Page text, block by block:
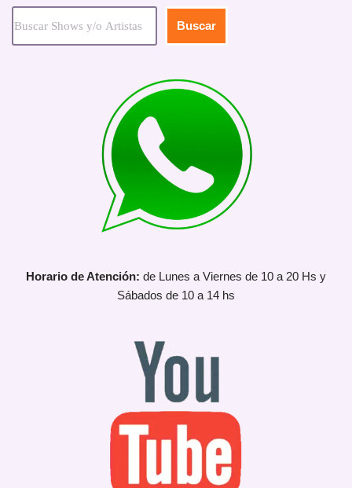
Buscar
Horario de Atención: de Lunes a Viernes de 10 a 20 Hs y
Sábados de 10 a 14 hs